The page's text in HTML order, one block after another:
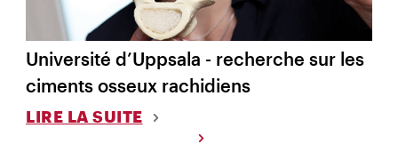
Université d’Uppsala - recherche sur les
ciments osseux rachidiens
LIRE LA SUITE